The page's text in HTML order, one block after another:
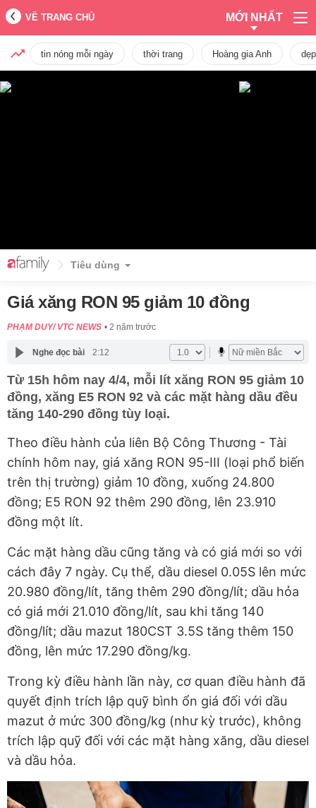
VỀ TRANG CHỦ MỚI NHẤT
tin nóng mỗi ngày thời trang Hoàng gia Anh dẹp
Tiêu dùng
Giá xăng RON 95 giảm 10 đồng
PHẠM DUY/ VTC NEWS 2 năm trước
Nghe đọc bài 2:12
Từ 15h hôm nay 4/4, mỗi lít xăng RON 95 giảm 10
đồng, xăng E5 RON 92 và các mặt hàng dầu đều
tăng 140-290 đồng tùy loại.
Theo điều hành của liên Bộ Công Thương - Tài
chính hôm nay, giá xăng RON 95-III (loại phổ biến
trên thị trường) giảm 10 đồng, xuống 24.800
đồng; E5 RON 92 thêm 290 đồng, lên 23.910
đồng một lít.
Các mặt hàng dầu cũng tăng và có giá mới so với
cách đây 7 ngày. Cụ thể, dầu diesel 0.05S lên mức
20.980 đồng/lít, tăng thêm 290 đồng/lít; dầu hỏa
có giá mới 21.010 đồng/lít, sau khi tăng 140
đồng/lít; dầu mazut 180CST 3.5S tăng thêm 150
đồng, lên mức 17.290 đồng/kg.
Trong kỳ điều hành lần này, cơ quan điều hành đã
quyết định trích lập quỹ bình ổn giá đối với dầu
mazut ở mức 300 đồng/kg (như kỳ trước), không
trích lập quỹ đối với các mặt hàng xăng, dầu diesel
và dầu hỏa.